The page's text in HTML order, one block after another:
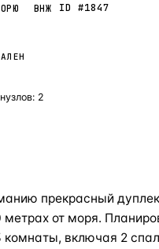
ВНЖ ID #1847
2
прекрасный
от моря.
комнаты, включая 2